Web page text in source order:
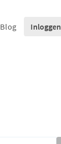
Blog Inloggen